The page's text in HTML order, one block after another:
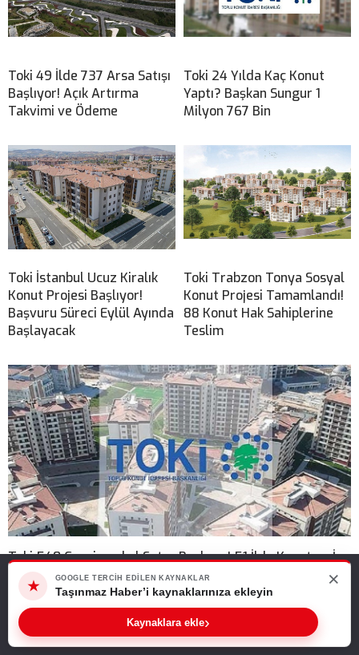
Toki 49 İlde 737 Arsa Satışı
Başlıyor! Açık Artırma
Takvimi ve Ödeme
Toki 24 Yılda Kaç Konut
Yaptı? Başkan Sungur 1
Milyon 767 Bin
Toki İstanbul Ucuz Kiralık
Konut Projesi Başlıyor!
Başvuru Süreci Eylül Ayında
Başlayacak
Toki Trabzon Tonya Sosyal
Konut Projesi Tamamlandı!
88 Konut Hak Sahiplerine
Teslim
Toki 540 Gayrimenkul Satışı Başlıyor! 51 İlde Konut ve İş
Yerleri Açık
Web sitemizde size en iyi deneyimi sunabilmemiz için çerezleri
kullanıyoruz. Bu siteyi kullanmaya devam ederseniz, bunu kabul
ettiğinizi varsayarız.
Tamam
★
GOOGLE TERCIH EDILEN KAYNAKLAR
Taşınmaz Haber’i kaynaklarınıza ekleyin
Kaynaklara ekle›
×